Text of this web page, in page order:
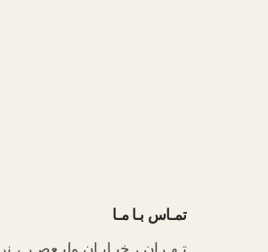
تمـاس بـا مـا